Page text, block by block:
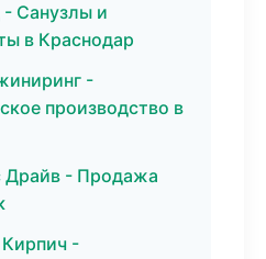
Санузлы и
в Краснодар
-
производство в
Драйв - Продажа
-